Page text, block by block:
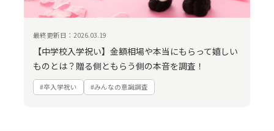
最終更新日：2026.03.19
【中学校入学祝い】金額相場や本当にもらって嬉しい
ものとは？贈る側ともらう側の本音を調査！
#卒入学祝い #みんなの意識調査